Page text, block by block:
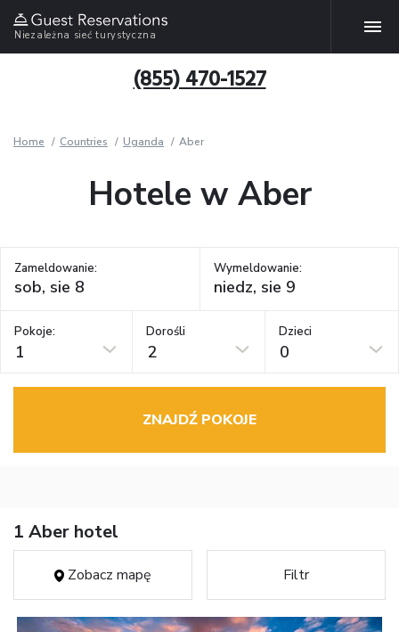
Niezależna sieć turystyczna
(855) 470-1527
Home Countries Uganda Aber
Hotele w Aber
Zameldowanie: Wymeldowanie:
Pokoje:
1
Dorośli
2
Dzieci
0
ZNAJDŹ POKOJE
1 Aber hotel
Zobacz mapę Filtr